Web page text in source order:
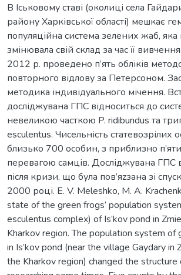
В Іськовому ставі (околиці села
району Харківської області) мешкає
популяційна система зелених жаб, яка
змінювала свій склад за час її
2012 р. проведено п’ять обліків
повторного відлову за Петерсоном.
методика індивідуального мічення.
досліджувана ГПС відноситься до
невеликою часткою P. ridibundus та
esculentus. Чисельність статевозрілих
близько 700 особин, з приблизно
перевагою самців. Досліджувана ГПС
після кризи, що була пов’яzзана зі
2000 році. E. V. Meleshko, M. A.
state of the green frogs’ population
esculentus complex) of Is’kov pond in
Kharkov region. The population system of
in Is’kov pond (near the village Gaydary in
the Kharkov region) changed the structure